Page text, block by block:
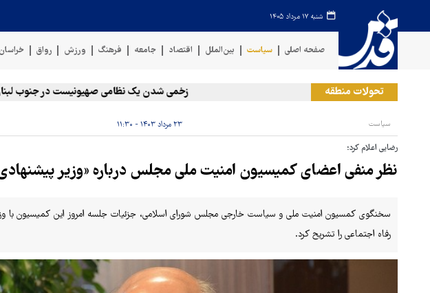
شنبه ۱۷ مرداد ۱۴۰۵
صفحه اصلی سیاست بین‌الملل اقتصاد جامعه فرهنگ ورزش رواق خراسان
تحولات منطقه زخمی‌ شدن یک نظامی صهیونیست در جنوب لبنان
سیاست ۲۳ مرداد ۱۴۰۳ - ۱۱:۳۰
رضایی اعلام کرد؛
نظر منفی اعضای کمیسیون امنیت ملی مجلس درباره «وزیر
سخنگوی کمسیون امنیت ملی و سیاست خارجی مجلس شورای اسلامی، جزئیات جلسه امروز این کمیسیون با
رفاه اجتماعی را تشریح کرد.